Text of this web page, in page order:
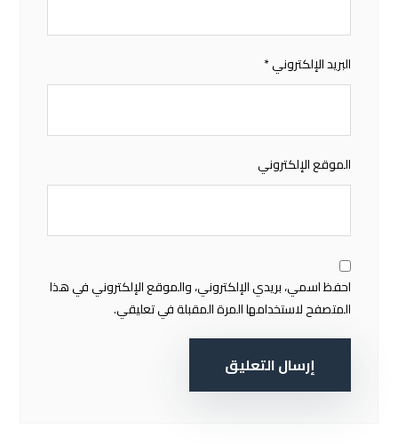
البريد الإلكتروني*
الموقع الإلكتروني
احفظ اسمي، بريدي الإلكتروني، والموقع الإلكتروني في هذا
المتصفح لاستخدامها المرة المقبلة في تعليقي.
إرسال التعليق